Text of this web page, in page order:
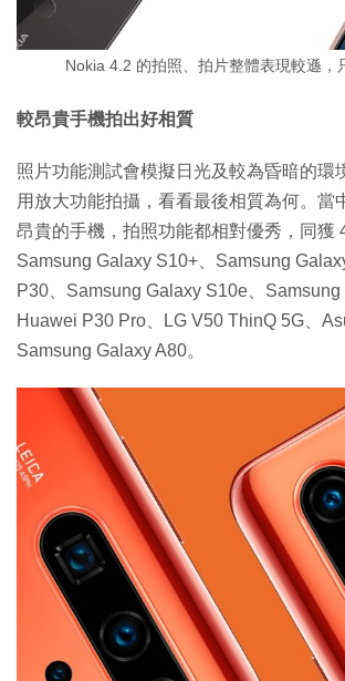
Nokia 4.2 的拍照、拍片整體表現較遜，
較昂貴手機拍出好相質
照片功能測試會模擬日光及較為昏暗的環
用放大功能拍攝，看看最後相質為何。當
昂貴的手機，拍照功能都相對優秀，同獲
Samsung Galaxy S10+、Samsung
P30、Samsung Galaxy S10e、Samsung
Huawei P30 Pro、LG V50 ThinQ 5G、
Samsung Galaxy A80。